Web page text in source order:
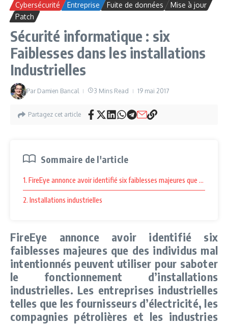
Cybersécurité Entreprise Fuite de données
Mise à jour
Patch
Sécurité informatique : six
Faiblesses dans les installations
Industrielles
Par Damien Bancal 3 Mins Read 19 mai 2017
Partagez cet article
Sommaire de l'article
1. FireEye annonce avoir identifié six faiblesses majeures que des
2. Installations industrielles
FireEye annonce avoir identifié six
faiblesses majeures que des individus mal
intentionnés peuvent utiliser pour saboter
le fonctionnement d’installations
industrielles. Les entreprises industrielles
telles que les fournisseurs d’électricité, les
compagnies pétrolières et les industries